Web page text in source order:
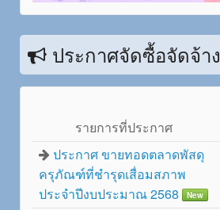
ประกาศจัดซื้อจัดจ้าง
รายการที่ประกาศ
ประกาศ ขายทอดตลาดพัสดุ
ครุภัณฑ์ที่ชำรุดเสื่อมสภาพ
ประจำปีงบประมาณ 2568
New